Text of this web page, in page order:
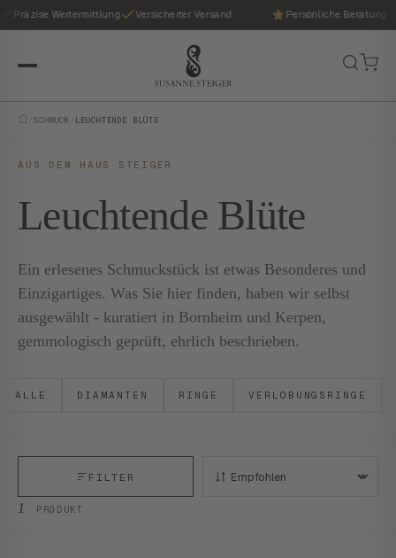
Präzise Wertermittlung Versicherter Versand Persönliche Beratung
SCHMUCK LEUCHTENDE BLÜTE
AUS DEM HAUS STEIGER
Leuchtende Blüte
Ein erlesenes Schmuckstück ist etwas Besonderes und
Einzigartiges. Was Sie hier finden, haben wir selbst
ausgewählt - kuratiert in Bornheim und Kerpen,
gemmologisch geprüft, ehrlich beschrieben.
ALLE DIAMANTEN RINGE VERLOBUNGSRINGE
1 PRODUKT
FILTER SORTIEREN: